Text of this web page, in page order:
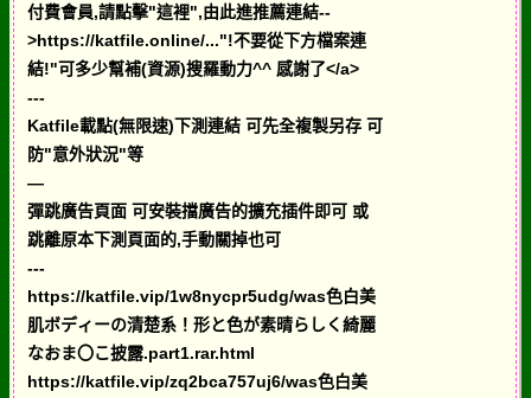
付費會員,請點擊"這裡",由此進推薦連結--
>https://katfile.online/..."!不要從下方檔案連
結!"可多少幫補(資源)搜羅動力^^ 感謝了</a>
---
Katfile載點(無限速)下測連結 可先全複製另存 可
防"意外狀況"等
—
彈跳廣告頁面 可安裝擋廣告的擴充插件即可 或
跳離原本下測頁面的,手動關掉也可
---
https://katfile.vip/1w8nycpr5udg/was色白美
肌ボディーの清楚系！形と色が素晴らしく綺麗
なおま〇こ披露.part1.rar.html
https://katfile.vip/zq2bca757uj6/was色白美